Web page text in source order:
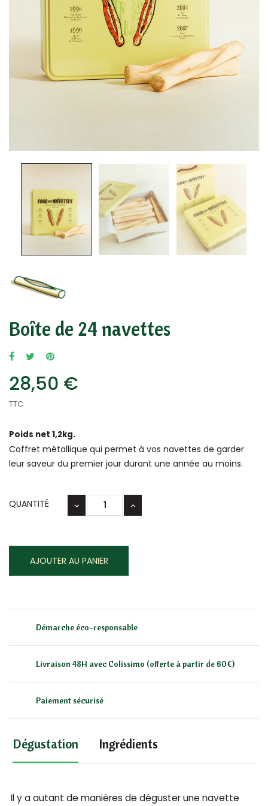
Boîte de 24 navettes
28,50 €
TTC
Poids net 1,2kg.
Coffret métallique qui permet à vos navettes de garder
leur saveur du premier jour durant une année au moins.
QUANTITÉ
AJOUTER AU PANIER
Démarche éco-responsable
Livraison 48H avec Colissimo (offerte à partir de 60€)
Paiement sécurisé
Dégustation Ingrédients
Il y a autant de manières de déguster une navette